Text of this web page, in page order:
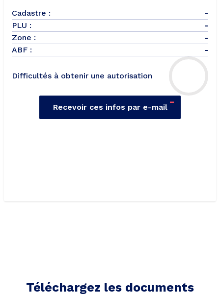
Cadastre :
-
PLU :
-
Zone :
-
ABF :
-
Difficultés à obtenir une autorisation
-
Recevoir ces infos par e-mail
Téléchargez les documents